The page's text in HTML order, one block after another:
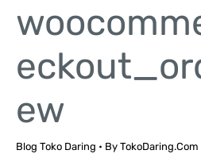
ew
Blog Toko Daring • By TokoDaring.Com